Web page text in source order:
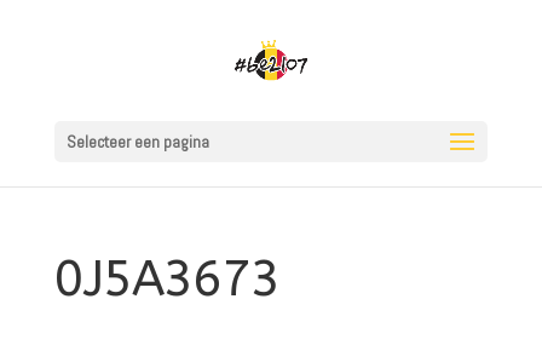
Selecteer een pagina
0J5A3673